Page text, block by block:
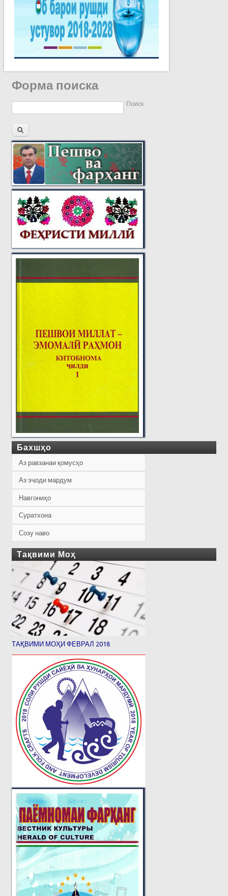
Форма поиска
Поиск
Бахшҳо
Аз равзанаи қомусҳо
Аз эҷоди мардум
Навгониҳо
Суратхона
Созу наво
Тақвими Моҳ
ТАҚВИМИ МОҲИ ФЕВРАЛ 2018